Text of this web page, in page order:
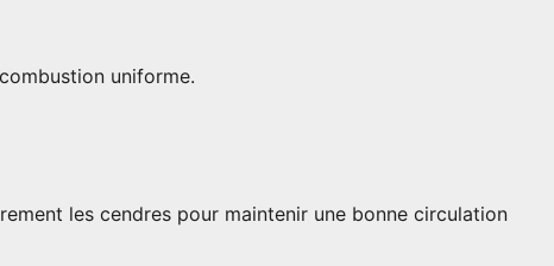
uniforme.
les cendres pour maintenir une bonne circulation